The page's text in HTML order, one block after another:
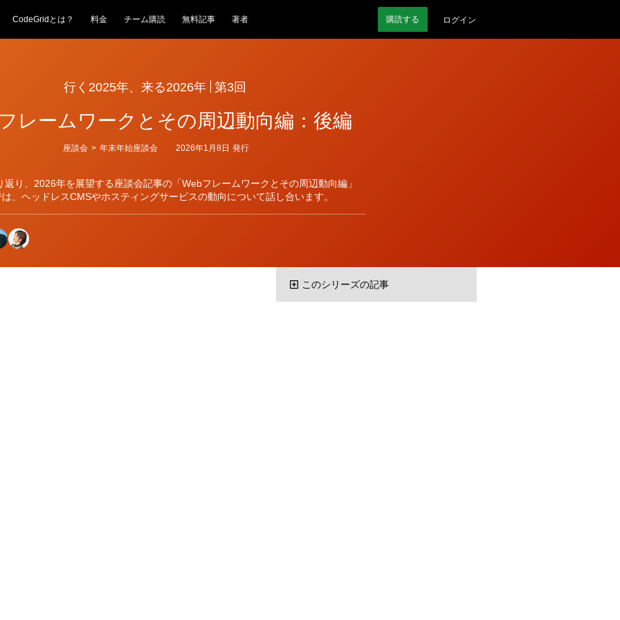
CodeGridとは？ 料金 チーム購読 無料記事 著者 購読する ログイン
行く2025年、来る2026年 第3回
レームワークとその周辺動向編：後編
返り、2026年を展望する座談会記事の「Webフレームワークとその周辺動向編」
、ヘッドレスCMSやホスティングサービスの動向について話し合います。
カ
ー
座談会 > 年末年始座談会 2026年1月8日 発行
このシリーズの記事